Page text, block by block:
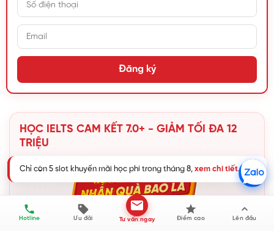
Đăng ký
HỌC IELTS CAM KẾT 7.0+ - GIẢM TỐI ĐA 12
TRIỆU
Hotline Ưu đãi Tư vấn ngay Điểm cao Lên đầu